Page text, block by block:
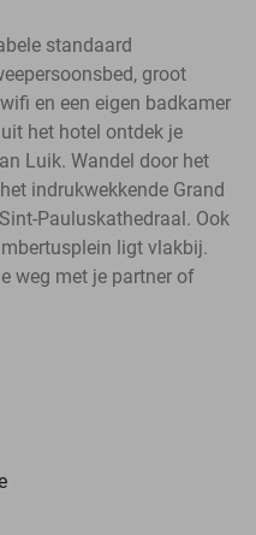
standaard
groot
en een eigen badkamer
het hotel ontdek je
Luik. Wandel door het
indrukwekkende Grand
Pauluskathedraal. Ook
ligt vlakbij.
weg met je partner of